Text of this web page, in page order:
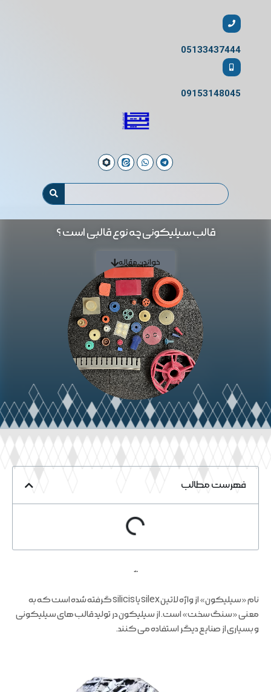
05133437444
09153148045
قالب سیلیکونی چه نوع قالبی است ؟
خواندن مقاله
فهرست مطالب
ملند
نام «سیلیکون» از واژه لاتین silex یا silicis گرفته شده است که به
معنی «سنگ سخت» است. از سیلیکون در تولید قالب های سیلیکونی
و بسیاری از صنایع دیگر استفاده می کنند.